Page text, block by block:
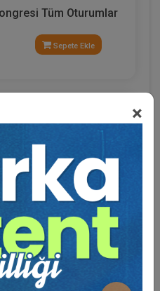
×
Tüm Oturumlar
Sepete Ekle